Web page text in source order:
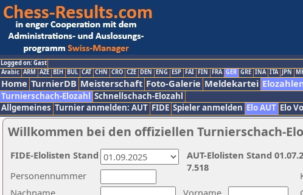
Logged on: Gast
Arabic ARM AZE BIH BUL CAT CHN CRO CZE DEN ENG ESP FAI FIN FRA GER GRE INA ITA JPN
Home TurnierDB Meisterschaft Foto-Galerie Meldekartei
Turnierschach-Elozahl Schnellschach-Elozahl
Allgemeines Turnier anmelden: AUT FIDE Spieler anmelden Elo AUT Elo
Willkommen bei den offiziellen Turnierschach-
Nachname
Vorname
Personennummer
AUT-Elolisten Stand
7.518
FIDE-Elolisten Stand